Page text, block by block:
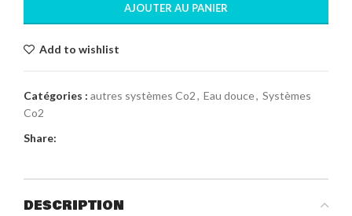
AJOUTER AU PANIER
Add to wishlist
Catégories : autres systèmes Co2, Eau douce, Systèmes
Co2
Share:
DESCRIPTION